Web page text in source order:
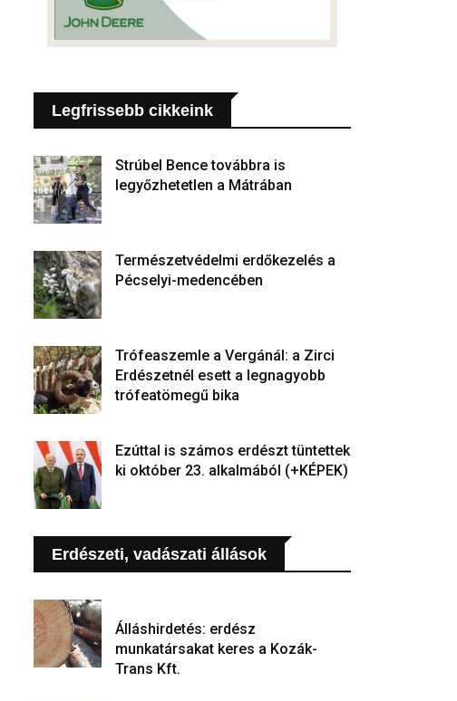
Legfrissebb cikkeink
Strúbel Bence továbbra is
legyőzhetetlen a Mátrában
Természetvédelmi erdőkezelés a
Pécselyi-medencében
Trófeaszemle a Vergánál: a Zirci
Erdészetnél esett a legnagyobb
trófeatömegű bika
Ezúttal is számos erdészt tüntettek
ki október 23. alkalmából (+KÉPEK)
Erdészeti, vadászati állások
Álláshirdetés: erdész
munkatársakat keres a Kozák-
Trans Kft.